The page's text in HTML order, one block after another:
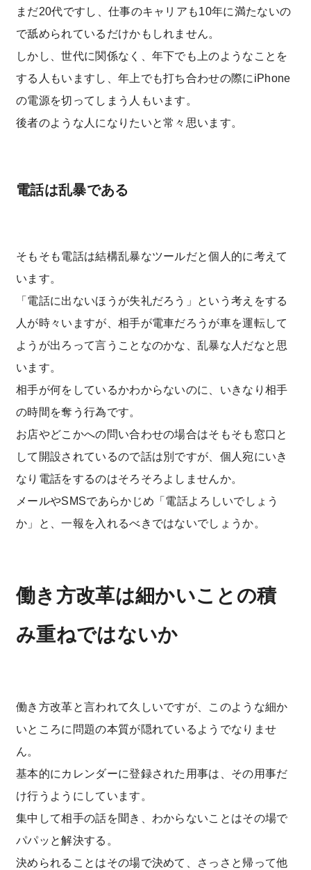
まだ20代ですし、仕事のキャリアも10年に満たないの
で舐められているだけかもしれません。
しかし、世代に関係なく、年下でも上のようなことを
する人もいますし、年上でも打ち合わせの際にiPhone
の電源を切ってしまう人もいます。
後者のような人になりたいと常々思います。
電話は乱暴である
そもそも電話は結構乱暴なツールだと個人的に考えて
います。
「電話に出ないほうが失礼だろう」という考えをする
人が時々いますが、相手が電車だろうが車を運転して
ようが出ろって言うことなのかな、乱暴な人だなと思
います。
相手が何をしているかわからないのに、いきなり相手
の時間を奪う行為です。
お店やどこかへの問い合わせの場合はそもそも窓口と
して開設されているので話は別ですが、個人宛にいき
なり電話をするのはそろそろよしませんか。
メールやSMSであらかじめ「電話よろしいでしょう
か」と、一報を入れるべきではないでしょうか。
働き方改革は細かいことの積
み重ねではないか
働き方改革と言われて久しいですが、このような細か
いところに問題の本質が隠れているようでなりませ
ん。
基本的にカレンダーに登録された用事は、その用事だ
け行うようにしています。
集中して相手の話を聞き、わからないことはその場で
パパッと解決する。
決められることはその場で決めて、さっさと帰って他